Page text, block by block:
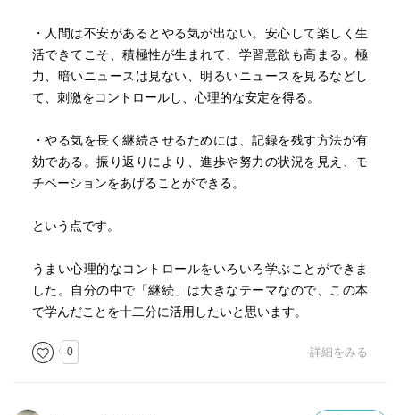
・人間は不安があるとやる気が出ない。安心して楽しく生
活できてこそ、積極性が生まれて、学習意欲も高まる。極
力、暗いニュースは見ない、明るいニュースを見るなどし
て、刺激をコントロールし、心理的な安定を得る。
・やる気を長く継続させるためには、記録を残す方法が有
効である。振り返りにより、進歩や努力の状況を見え、モ
チベーションをあげることができる。
という点です。
うまい心理的なコントロールをいろいろ学ぶことができま
した。自分の中で「継続」は大きなテーマなので、この本
で学んだことを十二分に活用したいと思います。
0 詳細をみる